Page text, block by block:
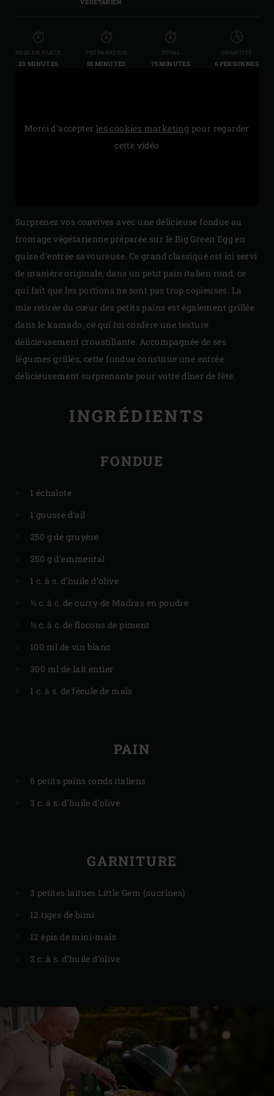
VÉGÉTARIEN
MISE EN PLACE
20 MINUTES
PRÉPARATION
55 MINUTES
TOTAL
75 MINUTES
QUANTITÉ
6 PERSONNES
Merci d'accepter les cookies marketing pour regarder
cette vidéo
Surprenez vos convives avec une délicieuse fondue au
fromage végétarienne préparée sur le Big Green Egg en
guise d’entrée savoureuse. Ce grand classique est ici servi
de manière originale, dans un petit pain italien rond, ce
qui fait que les portions ne sont pas trop copieuses. La
mie retirée du cœur des petits pains est également grillée
dans le kamado, ce qui lui confère une texture
délicieusement croustillante. Accompagnée de ses
légumes grillés, cette fondue constitue une entrée
délicieusement surprenante pour votre dîner de fête.
INGRÉDIENTS
FONDUE
1 échalote
1 gousse d’ail
250 g de gruyère
250 g d’emmental
1 c. à s. d’huile d’olive
½ c. à c. de curry de Madras en poudre
½ c. à c. de flocons de piment
100 ml de vin blanc
300 ml de lait entier
1 c. à s. de fécule de maïs
PAIN
6 petits pains ronds italiens
3 c. à s. d’huile d’olive
GARNITURE
3 petites laitues Little Gem (sucrines)
12 tiges de bimi
12 épis de mini-maïs
2 c. à s. d’huile d’olive